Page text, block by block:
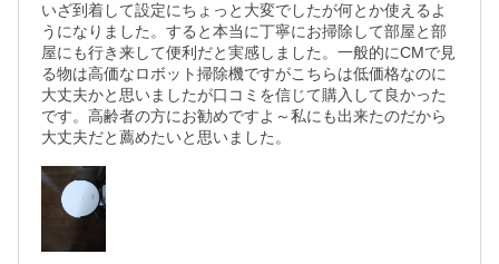
いざ到着して設定にちょっと大変でしたが何とか使えるよ
うになりました。すると本当に丁寧にお掃除して部屋と部
屋にも行き来して便利だと実感しました。一般的にCMで見
る物は高価なロボット掃除機ですがこちらは低価格なのに
大丈夫かと思いましたが口コミを信じて購入して良かった
です。高齢者の方にお勧めですよ～私にも出来たのだから
大丈夫だと薦めたいと思いました。